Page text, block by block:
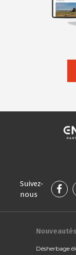
Suivez-
nous
Nouveautés
Désherbage